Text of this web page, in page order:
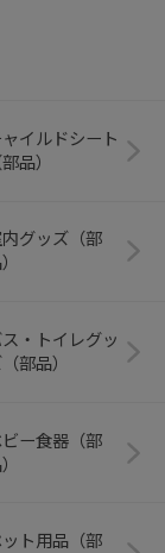
イルドシート
部品）
内グッズ（部
・トイレグッ
部品）
ビー食器（部
ット用品（部